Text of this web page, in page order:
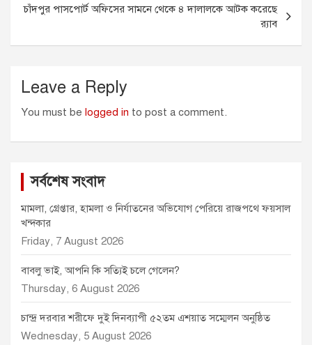
r
চাঁদপুর পাসপোর্ট অফিসের সামনে থেকে ৪ দালালকে আটক করেছে
র‌্যাব
Leave a Reply
You must be logged in to post a comment.
সর্বশেষ সংবাদ
মামলা, গ্রেপ্তার, হামলা ও নির্যাতনের অভিযোগ পেরিয়ে রাজপথে ফয়সাল
খন্দকার
Friday, 7 August 2026
বাবলু ভাই, আপনি কি সত্যিই চলে গেলেন?
Thursday, 6 August 2026
চান্দ্র দরবার শরীফে দুই দিনব্যাপী ৫২তম এশয়াত সম্মেলন অনুষ্ঠিত
Wednesday, 5 August 2026